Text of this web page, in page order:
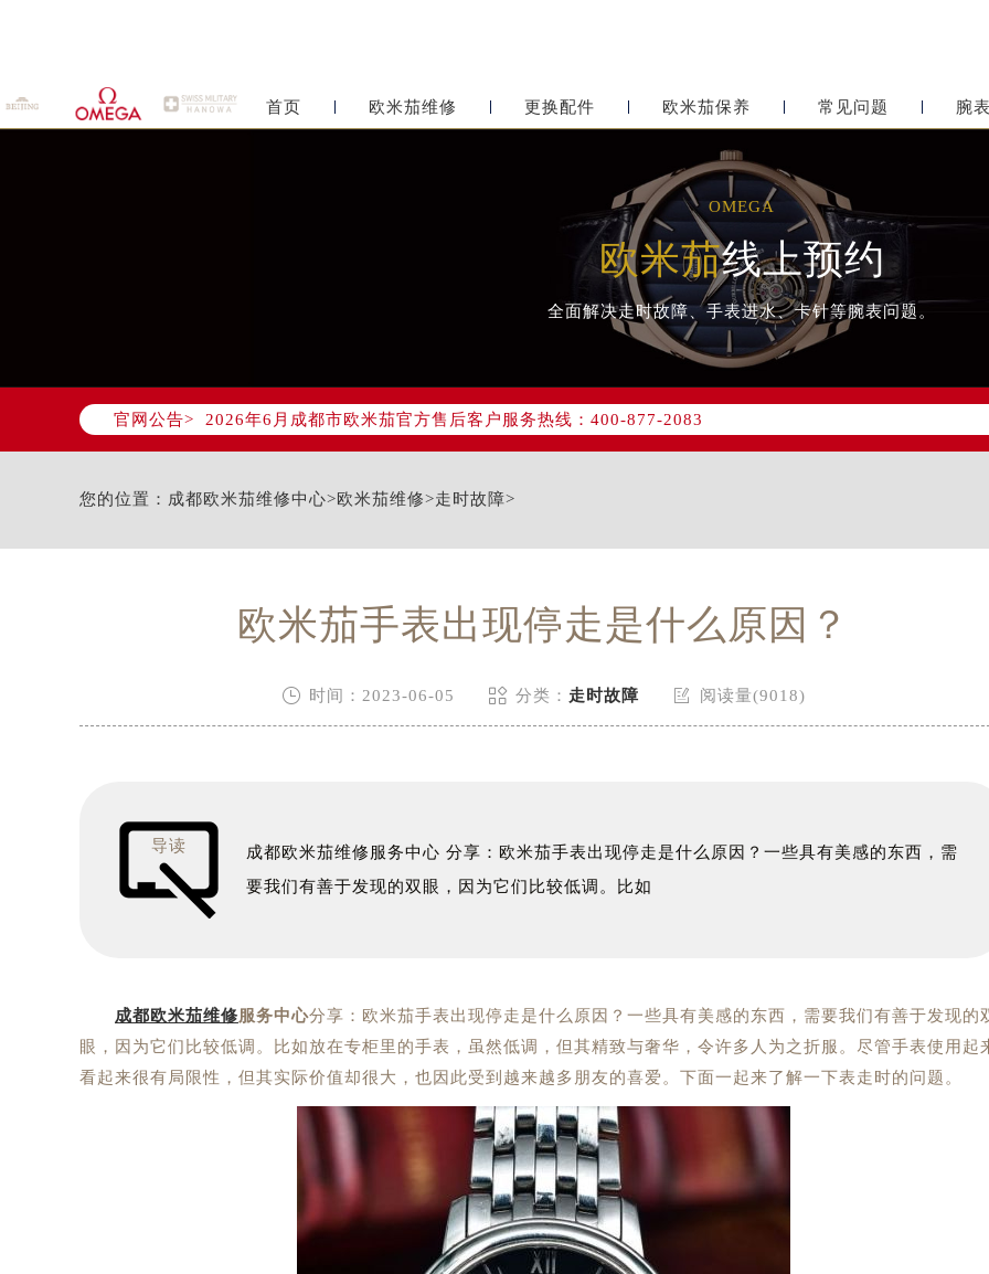
首页 欧米茄维修 更换配件 欧米茄保养 常见问题 腕
OMEGA
欧米茄线上预约
全面解决走时故障、手表进水、卡针等腕表问题。
官网公告>
2026年6月成都市欧米茄官方售后客户服务热线：400-877-2083
2026年6月欧米茄售后服务中心最新网点地址：
成都市锦江区人民东路6号SAC东原中心写字楼24层2406B室（需提前预约）
节假日正常营业！
您的位置： 成都欧米茄维修中心>欧米茄维修>走时故障>
欧米茄手表出现停走是什么原因？
 时间：2023-06-05  分类： 走时故障  阅读量(9018)
导读
成都欧米茄维修服务中心 分享：欧米茄手表出现停走是什么原因？一些具有美感的东西，需
要我们有善于发现的双眼，因为它们比较低调。比如
成都欧米茄维修服务中心分享：欧米茄手表出现停走是什么原因？一些具有美感的东西，需要我们有善于发现的
眼，因为它们比较低调。比如放在专柜里的手表，虽然低调，但其精致与奢华，令许多人为之折服。尽管手表使用起
看起来很有局限性，但其实际价值却很大，也因此受到越来越多朋友的喜爱。下面一起来了解一下表走时的问题。